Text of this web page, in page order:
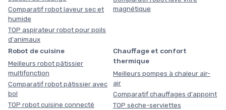
Comparatif robot laveur sec et
humide
TOP aspirateur robot pour poils
d'animaux
magnétique
Robot de cuisine
Meilleurs robot pâtissier
multifonction
Comparatif robot pâtissier avec
bol
TOP robot cuisine connecté
Chauffage et confort
thermique
Meilleurs pompes à chaleur air-
air
Comparatif chauffages d'appoint
TOP sèche-serviettes